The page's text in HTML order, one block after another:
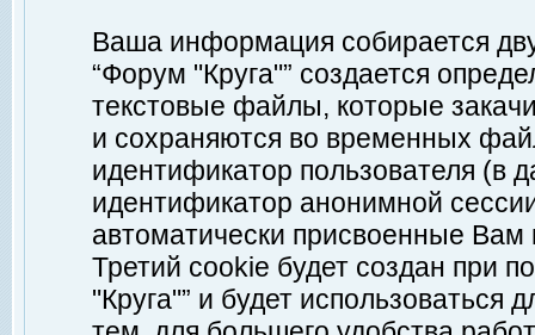
Ваша информация собирается
“Форум "Круга"” создается
текстовые файлы, которые
и сохраняются во временных
идентификатор пользователя (в
идентификатор анонимной
автоматически присвоенные
Третий cookie будет создан при
"Круга"” и будет